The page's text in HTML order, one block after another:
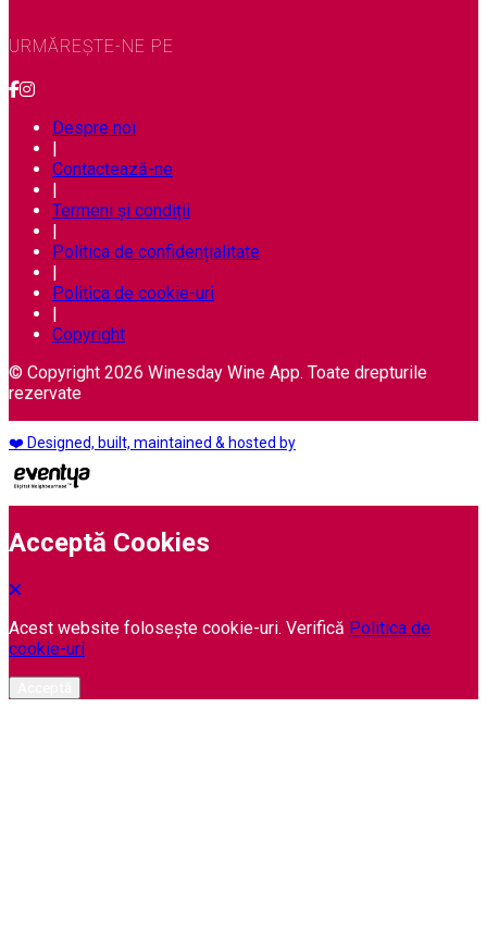
URMĂREȘTE-NE PE
Despre noi
|
Contactează-ne
|
Termeni și condiții
|
Politica de confidențialitate
|
Politica de cookie-uri
|
Copyright
© Copyright 2026 Winesday Wine App. Toate drepturile
rezervate
❤️ Designed, built, maintained & hosted by
Acceptă Cookies
Acest website folosește cookie-uri. Verifică Politica de
cookie-uri